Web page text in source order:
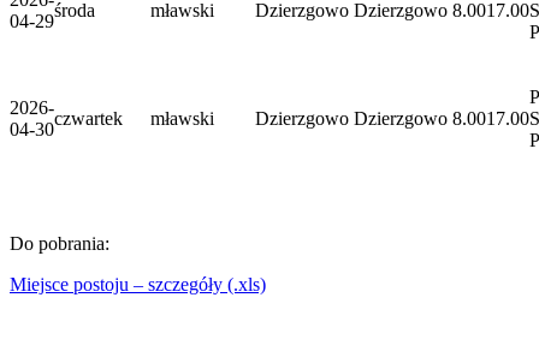
04-29
środa mławski Dzierzgowo Dzierzgowo 8.0017.00
2026-
04-30
czwartek mławski Dzierzgowo Dzierzgowo 8.0017.00
Do pobrania:
Miejsce postoju – szczegóły (.xls)